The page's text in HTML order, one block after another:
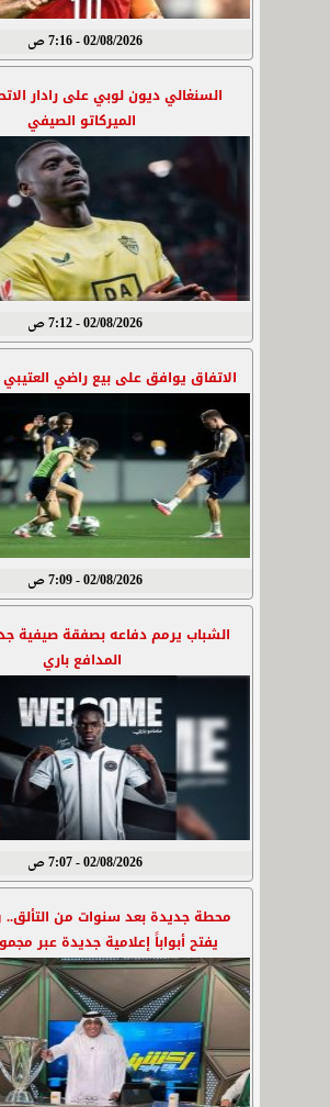
02/08/2026 - 7:16 ص
السنغالي ديون لوبي على رادار
الميركاتو الصيفي
02/08/2026 - 7:12 ص
الاتفاق يوافق على بيع راضي
02/08/2026 - 7:09 ص
الشباب يرمم دفاعه بصفقة صيفية
المدافع باري
02/08/2026 - 7:07 ص
محطة جديدة بعد سنوات من التألق..
يفتح أبواباً إعلامية جديدة عبر